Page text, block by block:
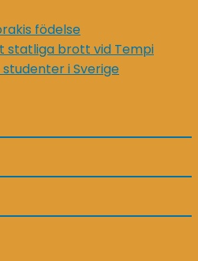
födelse
statliga brott vid Tempi
i Sverige